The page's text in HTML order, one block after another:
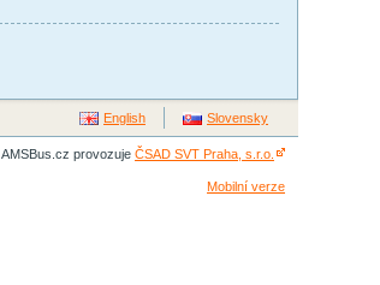
English Slovensky
AMSBus.cz provozujeČSAD SVT Praha, s.r.o.
Mobilní verze